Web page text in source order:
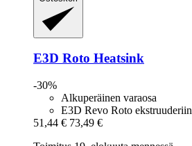
E3D Roto Heatsink
-30%
Alkuperäinen varaosa
E3D Revo Roto ekstruuderiin
51,44 € 73,49 €